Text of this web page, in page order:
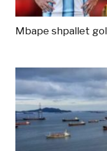
Mbape shpallet